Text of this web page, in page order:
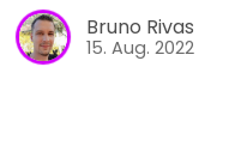
Bruno Rivas
15. Aug. 2022